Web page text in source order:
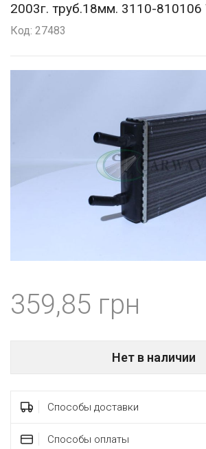
2003г. труб.18мм. 3110-810106
Код: 27483
359,85
Нет в наличии
Способы доставки
Способы оплаты